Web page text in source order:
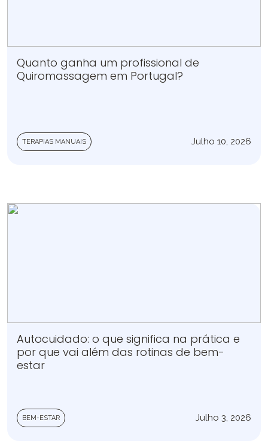
Quanto ganha um profissional de
Quiromassagem em Portugal?
TERAPIAS MANUAIS Julho 10, 2026
Autocuidado: o que significa na prática e
por que vai além das rotinas de bem-
estar
BEM-ESTAR Julho 3, 2026